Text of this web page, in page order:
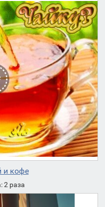
и кофе
2 раза